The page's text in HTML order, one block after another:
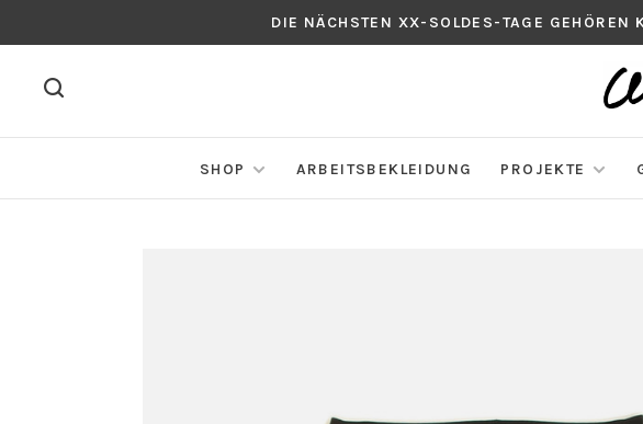
DIE NÄCHSTEN XX-SOLDES-TAGE GEHÖREN
SHOP ARBEITSBEKLEIDUNG PROJEKTE